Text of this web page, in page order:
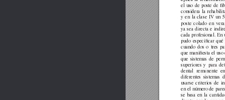
el uso de poste de
considera la
y en la clase IV un
poste colado en v
ya sea directa e
cada profesional. En
pudo especiﬁcar qué
cuando dos o tres
que maniﬁesta el uso
que sistemas de
superiores y para
dental
remanente
en
diferentes
sistemas
usarse criterios de
en el número de
se basa en la